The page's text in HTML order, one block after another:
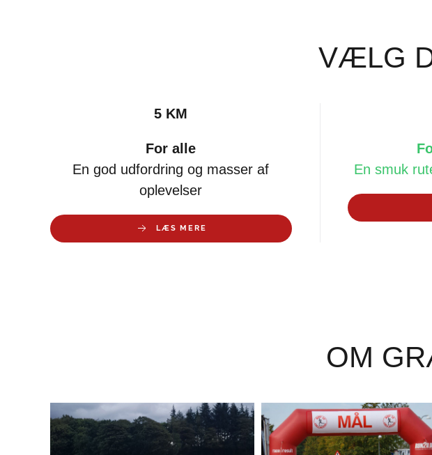
VÆLG
5 KM
For alle
En god udfordring og masser af
oplevelser
LÆS MERE
En smuk
OM